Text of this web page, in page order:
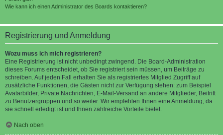
Wie kann ich einen Administrator des Boards kontaktieren?
Registrierung und Anmeldung
Wozu muss ich mich registrieren?
Eine Registrierung ist nicht unbedingt zwingend. Die Board-Administration
dieses Forums entscheidet, ob Sie registriert sein müssen, um Beiträge zu
schreiben. Auf jeden Fall erhalten Sie als registriertes Mitglied Zugriff auf
zusätzliche Funktionen, die Gästen nicht zur Verfügung stehen: zum Beispiel
Avatarbilder, Private Nachrichten, E-Mail-Versand an andere Mitglieder, Beitritt
zu Benutzergruppen und so weiter. Wir empfehlen Ihnen eine Anmeldung, da
sie schnell erledigt ist und Ihnen zahlreiche Vorteile bietet.
Nach oben